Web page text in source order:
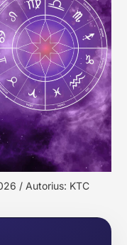
/ Autorius: KTC